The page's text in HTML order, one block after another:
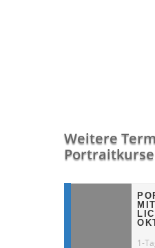
Weitere
Portraitkurse
1-